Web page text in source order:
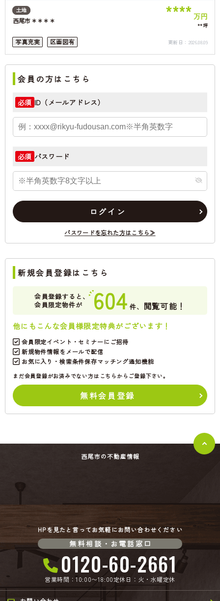
土地
西尾市＊＊＊＊ **** 万円
**坪
写真充実 区画図有 更新日： 2026.08.09
会員の方はこちら
必須 ID（メールアドレス）
必須 パスワード
ログイン
パスワードを忘れた方はこちら≫
新規会員登録はこちら
会員登録すると、
会員限定物件が
604 件、 閲覧可能！
他にもこんな会員様限定特典がございます！
会員限定イベント・セミナーにご招待
新規物件情報をメールで配信
お気に入り・検索条件保存マッチング通知機能
まだ会員登録がお済みでない方はこちらからご登録下さい。
無料会員登録
西尾市の不動産情報
HPを見たと言ってお気軽にお問い合わせください
無料相談・お電話窓口
0120-60-2661
営業時間：10:00〜18:00定休日：火・水曜定休